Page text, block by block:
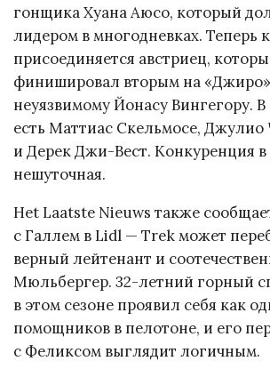
гонщика Хуана Аюсо, который
лидером в многодневках. Теперь
присоединяется австриец,
финишировал вторым на
неуязвимому Йонасу Вингегору.
есть Маттиас Скельмосе, Джулио
и Дерек Джи-Вест. Конкуренция в
нешуточная.
Het Laatste Nieuws также
с Галлем в Lidl — Trek может
верный лейтенант и
Мюльбергер. 32-летний горный
в этом сезоне проявил себя как
помощников в пелотоне, и его
с Феликсом выглядит логичным.